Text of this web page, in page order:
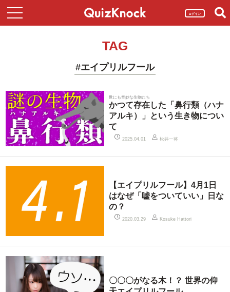
ログイン
TAG
#エイプリルフール
世にも奇妙な生物たち
かつて存在した「鼻行類（ハナ
アルキ）」という生き物につい
て
2025.04.01 松井一将
【エイプリルフール】4月1日
はなぜ「嘘をついていい」日な
の？
2020.03.29 Kosuke Hattori
〇〇〇がなる木！？ 世界の仰